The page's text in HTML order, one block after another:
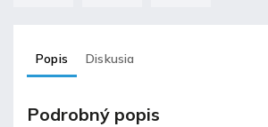
Popis Diskusia
Podrobný popis